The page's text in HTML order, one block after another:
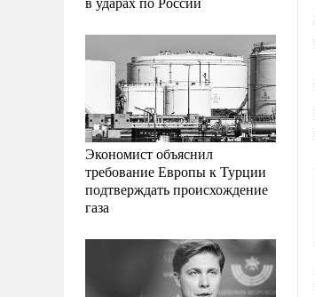
Экономист объяснил
требование Европы к Турции
подтверждать происхождение
газа